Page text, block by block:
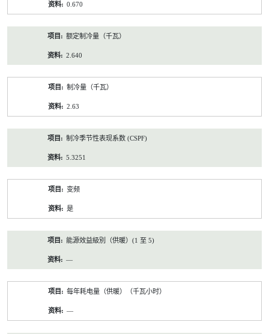
0.670
额定制冷量（千瓦）
2.640
制冷量（千瓦）
2.63
制冷季节性表现系数 (CSPF)
5.3251
变频
是
能源效益級別（供暖）(1 至 5)
—
每年耗电量（供暖）（千瓦小时）
—